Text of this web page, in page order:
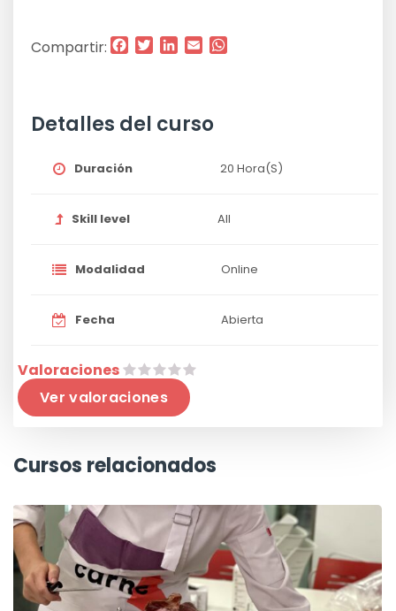
Compartir: Facebook
TwitterLinkedIn
Email
Detalles del curso
Duración 20 Hora(s)
Skill level All
Modalidad Online
Fecha Abierta
Valoraciones
Ver valoraciones
Cursos relacionados